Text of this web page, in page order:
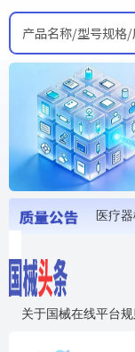
产品名称/型号规格
关于国械在线平台